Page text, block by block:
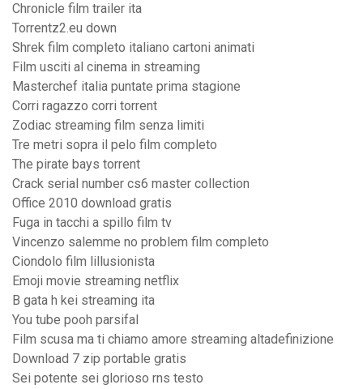
Chronicle film trailer ita
Torrentz2.eu down
Shrek film completo italiano cartoni animati
Film usciti al cinema in streaming
Masterchef italia puntate prima stagione
Corri ragazzo corri torrent
Zodiac streaming film senza limiti
Tre metri sopra il pelo film completo
The pirate bays torrent
Crack serial number cs6 master collection
Office 2010 download gratis
Fuga in tacchi a spillo film tv
Vincenzo salemme no problem film completo
Ciondolo film lillusionista
Emoji movie streaming netflix
B gata h kei streaming ita
You tube pooh parsifal
Film scusa ma ti chiamo amore streaming altadefinizione
Download 7 zip portable gratis
Sei potente sei glorioso rns testo